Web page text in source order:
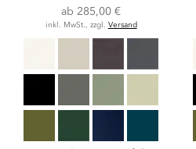
ab285,00 €
inkl. MwSt., zzgl. Versand